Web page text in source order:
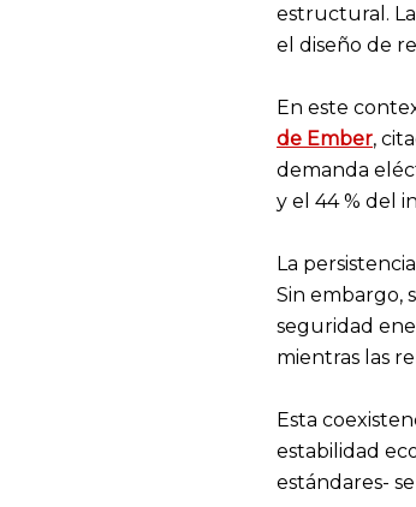
estructural.
el diseño de
En este
de Ember,
demanda
y el 44 % del
La
Sin embargo,
seguridad
mientras las
Esta
estabilidad
estándares-